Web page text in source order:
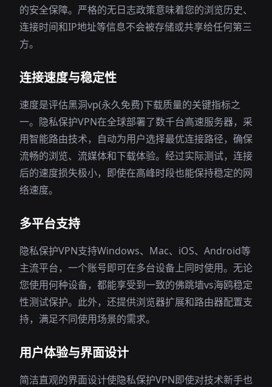
的安全保障。严格的无日志政策意味着您的浏览历史、
连接时间和IP地址等信息不会被存储或共享给任何第三
方。
连接速度与稳定性
速度是评估黑洞vp(永久免费)下载质量的关键指标之
一。隐私保护VPN在全球部署了数千台高速服务器，采
用智能路由技术，自动为用户选择最优连接路径，确保
流畅的浏览、流媒体和下载体验。经过实际测试，连接
后的速度损失极小，即使在高峰时段也能保持稳定的网
络速度。
多平台支持
隐私保护VPN支持Windows、Mac、iOS、Android等
主流平台，一个账号即可在多台设备上同时使用。无论
您使用何种设备，都能享受到一致的佛跳墙vs海鸥稳定
性测试保护。此外，还提供浏览器扩展和路由器配置支
持，满足不同使用场景的需求。
用户体验与界面设计
简洁直观的界面设计使隐私保护VPN即使对技术新手也